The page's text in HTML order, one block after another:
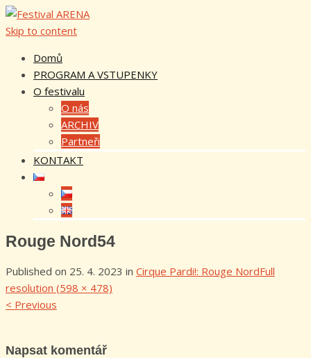
Skip to content
Domů
PROGRAM A VSTUPENKY
O festivalu
O nás
ARCHIV
Partneři
KONTAKT
Rouge Nord54
Published on 25. 4. 2023 in Cirque Pardi!: Rouge NordFull
resolution (598 × 478)
< Previous
Napsat komentář